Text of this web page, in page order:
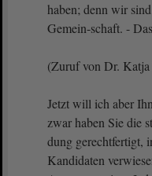
haben; denn wir
Gemein-schaft. -
(Zuruf von Dr.
Jetzt will ich aber
zwar haben Sie die
dung gerechtfertigt,
Kandidaten